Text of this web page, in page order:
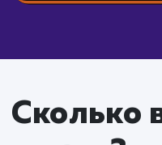
Средняя
000 рублей.